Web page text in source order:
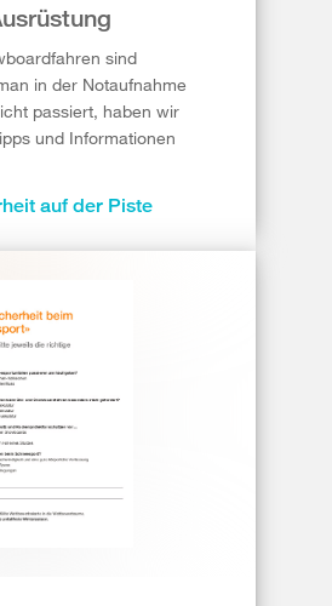
sind
in der Notaufnahme
passiert, haben wir
und Informationen
auf der Piste